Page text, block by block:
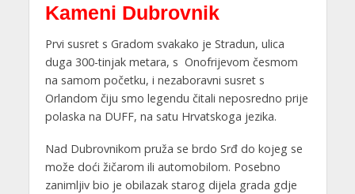
Kameni Dubrovnik
Prvi susret s Gradom svakako je Stradun, ulica
duga 300-tinjak metara, s Onofrijevom česmom
na samom početku, i nezaboravni susret s
Orlandom čiju smo legendu čitali neposredno prije
polaska na DUFF, na satu Hrvatskoga jezika.
Nad Dubrovnikom pruža se brdo Srđ do kojeg se
može doći žičarom ili automobilom. Posebno
zanimljiv bio je obilazak starog dijela grada gdje